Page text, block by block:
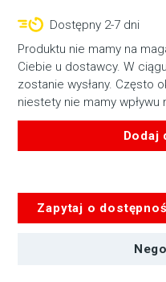
Dostępny 2-7 dni
Produktu nie mamy na
Ciebie u dostawcy. W
zostanie wysłany. Często
niestety nie mamy
Dodaj
ROLAND
RCC-Zapytaj o